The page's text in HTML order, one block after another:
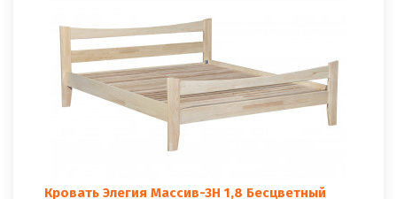
Кровать Элегия Массив-3Н 1,8 Бесцветный